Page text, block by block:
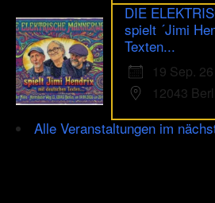
DIE
spielt ´Jimi
Texten...
19 Sep. 26
12043
Alle Veranstaltungen im